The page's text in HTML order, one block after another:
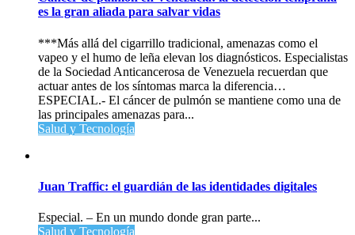
es la gran aliada para salvar vidas
***Más allá del cigarrillo tradicional, amenazas como el
vapeo y el humo de leña elevan los diagnósticos. Especialistas
de la Sociedad Anticancerosa de Venezuela recuerdan que
actuar antes de los síntomas marca la diferencia…
ESPECIAL.- El cáncer de pulmón se mantiene como una de
las principales amenazas para...
Salud y Tecnología
Juan Traffic: el guardián de las identidades digitales
Especial. – En un mundo donde gran parte...
Salud y Tecnología